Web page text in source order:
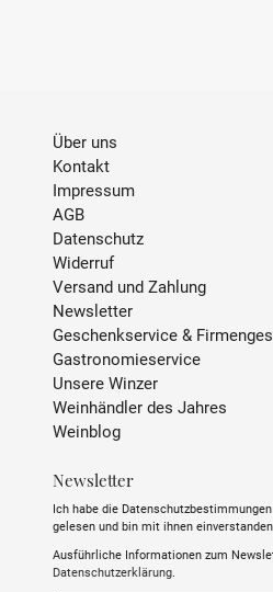
INHALT
ALKOHOLGEHALT
TRINKTEMPERATUR
SULFITE
ABFÜLLER / IMPORTEUR
Über uns
Kontakt
Impressum
AGB
Datenschutz
Widerruf
Versand und Zahlung
Newsletter
Geschenkservice &
Gastronomieservice
Unsere Winzer
Weinhändler des Jahres
Weinblog
Newsletter
Ich habe die
gelesen und bin mit ihnen
Ausführliche Informationen zum
Datenschutzerklärung.